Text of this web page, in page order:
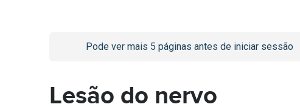
/sign-inpage
Pode ver mais 5 páginas antes de iniciar sessão
Lesão do nervo